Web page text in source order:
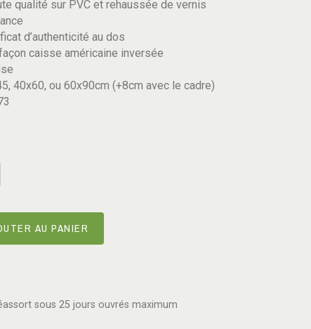
qualité sur PVC et rehaussée de vernis
d’authenticité au dos
caisse américaine inversée
40x60, ou 60x90cm (+8cm avec le cadre)
AU PANIER
sous 25 jours ouvrés maximum